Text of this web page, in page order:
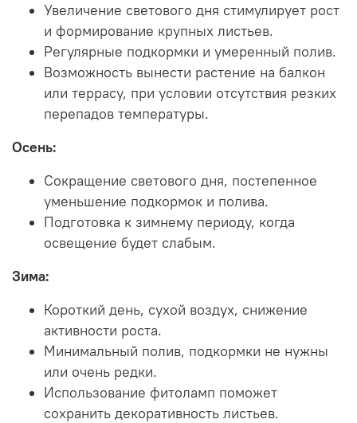
Увеличение светового дня стимулирует рост
и формирование крупных листьев.
Регулярные подкормки и умеренный полив.
Возможность вынести растение на балкон
или террасу, при условии отсутствия резких
перепадов температуры.
Осень:
Сокращение светового дня, постепенное
уменьшение подкормок и полива.
Подготовка к зимнему периоду, когда
освещение будет слабым.
Зима:
Короткий день, сухой воздух, снижение
активности роста.
Минимальный полив, подкормки не нужны
или очень редки.
Использование фитоламп поможет
сохранить декоративность листьев.